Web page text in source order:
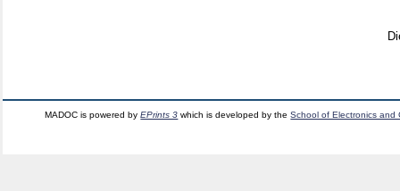
MADOC is powered byEPrints 3 which is developed by theSchool of Electronics and